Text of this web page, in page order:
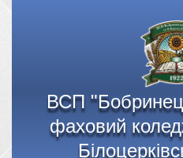
ВСП
фаховий